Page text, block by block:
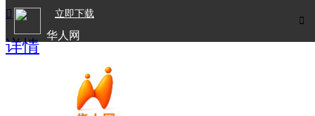

立即下载
华人网

详情